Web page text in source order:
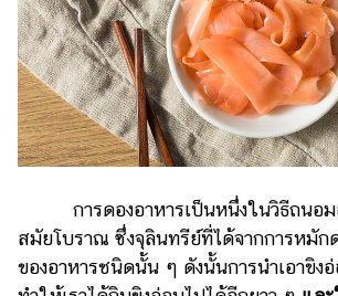
สุขภาพ
ท่อง
เที่ยว
สูตร
อาหาร
ง่ายๆ
ช้อป
ปิ้ง
การดองอาหารเป็นหนึ่งในวิธีถนอ
สมัยโบราณ ซึ่งจุลินทรีย์ที่ได้จากการหมัก
ของอาหารชนิดนั้น ๆ ดังนั้นการนำเอาขิง